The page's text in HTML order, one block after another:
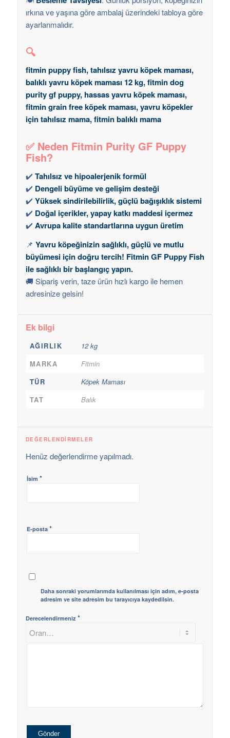
ırkına ve yaşına göre ambalaj üzerindeki tabloya göre
ayarlanmalıdır.
🔍
fitmin puppy fish, tahılsız yavru köpek maması,
balıklı yavru köpek maması 12 kg, fitmin dog
purity gf puppy, hassas yavru köpek maması,
fitmin grain free köpek maması, yavru köpekler
için tahılsız mama, fitmin balıklı mama
✅ Neden Fitmin Purity GF Puppy
Fish?
✔️Tahılsız ve hipoalerjenik formül
✔️ Dengeli büyüme ve gelişim desteği
✔️Yüksek sindirilebilirlik, güçlü bağışıklık sistemi
✔️ Doğal içerikler, yapay katkı maddesi içermez
✔️Avrupa kalite standartlarına uygun üretim
📌 Yavru köpeğinizin sağlıklı, güçlü ve mutlu
büyümesi için doğru tercih! Fitmin GF Puppy Fish
ile sağlıklı bir başlangıç yapın.
🚚 Sipariş verin, taze ürün hızlı kargo ile hemen
adresinize gelsin!
Ek bilgi
AĞIRLIK
12 kg
MARKA
Fitmin
TÜR
Köpek Maması
TAT
Balık
DEĞERLENDIRMELER
Henüz değerlendirme yapılmadı.
İsim *
E-posta *
Daha sonraki yorumlarımda kullanılması için adım, e-posta
adresim ve site adresim bu tarayıcıya kaydedilsin.
Derecelendirmeniz *